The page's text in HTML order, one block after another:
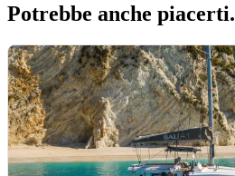
Potrebbe anche piacerti.